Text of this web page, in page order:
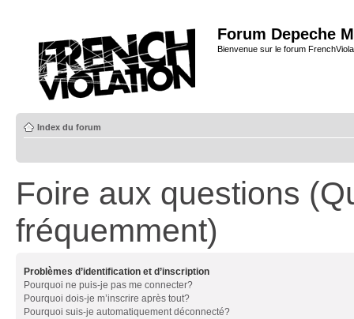
Forum Depeche
Bienvenue sur le forum
Index du forum
Foire aux questions
fréquemment)
Problèmes d’identification et d’inscription
Pourquoi ne puis-je pas me connecter?
Pourquoi dois-je m’inscrire après tout?
Pourquoi suis-je automatiquement déconnecté?